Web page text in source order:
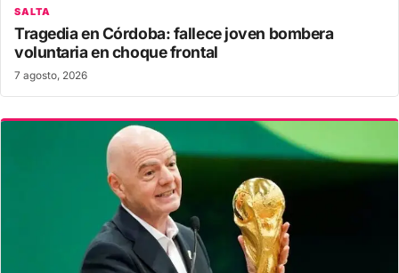
SALTA
Tragedia en Córdoba: fallece joven bombera
voluntaria en choque frontal
7 agosto, 2026